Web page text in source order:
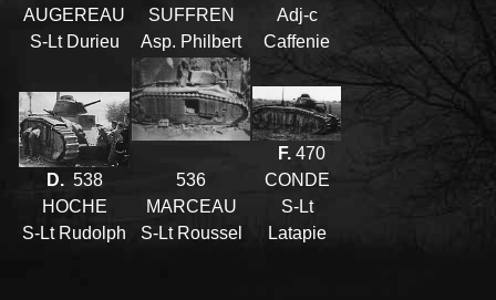
AUGEREAU
S-Lt Durieu
SUFFREN
Asp. Philbert
Adj-c
Caffenie
D. 538
HOCHE
S-Lt Rudolph
536
MARCEAU
S-Lt Roussel
F.470
CONDE
S-Lt
Latapie